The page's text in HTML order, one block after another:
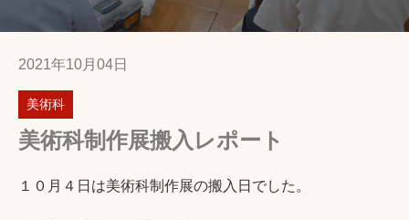
2021年10月04日
美術科
美術科制作展搬入レポート
１０月４日は美術科制作展の搬入日でした。